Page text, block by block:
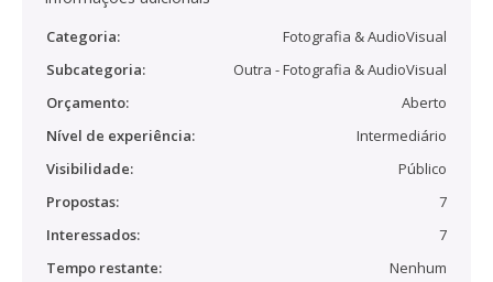
Categoria:
Fotografia & AudioVisual
Subcategoria:
Outra - Fotografia & AudioVisual
Orçamento:
Aberto
Nível de experiência:
Intermediário
Visibilidade:
Público
Propostas:
7
Interessados:
7
Tempo restante:
Nenhum